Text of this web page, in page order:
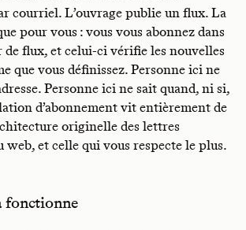
courriel. L’ouvrage publie un flux. La
pour vous : vous vous abonnez dans
de flux, et celui-ci vérifie les nouvelles
que vous définissez. Personne ici ne
Personne ici ne sait quand, ni si,
d’abonnement vit entièrement de
originelle des lettres
web, et celle qui vous respecte le plus.
fonctionne